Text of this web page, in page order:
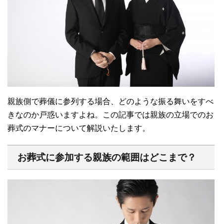
親族側で葬儀に参列する場合、どのような振る舞いをすべ
きなのか戸惑いますよね。この記事では親族の立場でのお
葬式のマナーについて解説いたします。
お葬式に参加する親族の範囲はどこまで？